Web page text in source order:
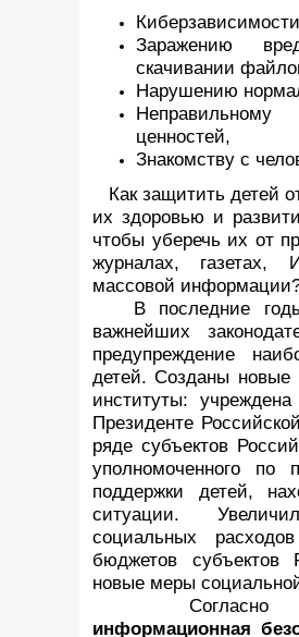
Заражению
скачивании
Нарушению
ценностей,
Знакомству с
Как защитить детей
их здоровью и
чтобы уберечь их от
журналах, газетах,
массовой
В последние
важнейших
предупреждение
детей. Созданы новые
институты:
Президенте
ряде субъектов
уполномоченного по
поддержки детей,
ситуации.
социальных
бюджетов субъектов
новые меры
Согласно
информационная